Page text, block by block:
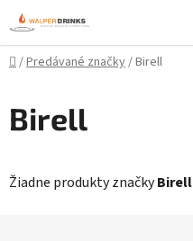
Prejsť
na
obsah
Domov
/Predávané značky/Birell
Birell
Žiadne produkty značkyBirell